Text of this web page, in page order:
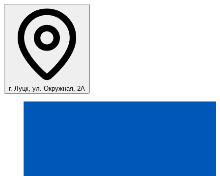
г. Луцк, ул. Окружная, 2А